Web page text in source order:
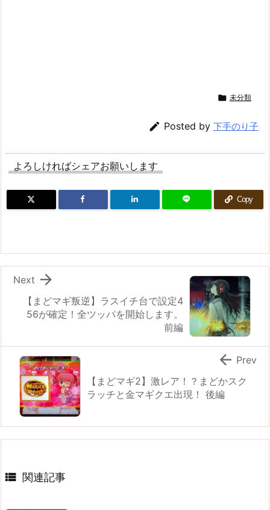
 未分類
 Posted by 下手のり子
よろしければシェアお願いします
Copy
【まどマギ叛逆】ラスイチ台で設定4
56が確定！全ツッパを開始します。
前編

Next
【まどマギ2】激レア！？まどかスク
ラッチと金マギクエ出現！ 後編
 Prev
 関連記事